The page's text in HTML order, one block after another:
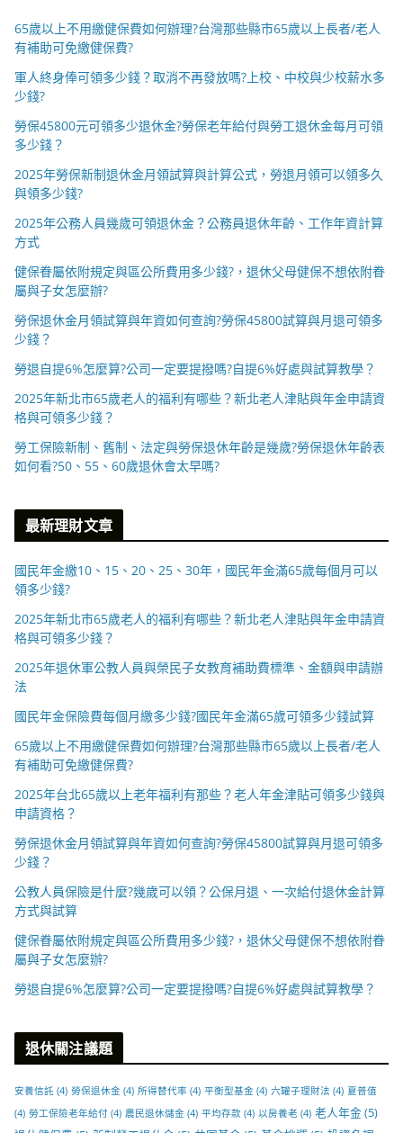
65歲以上不用繳健保費如何辦理?台灣那些縣市65歲以上長者/老人
有補助可免繳健保費?
軍人終身俸可領多少錢？取消不再發放嗎?上校、中校與少校薪水多
少錢?
勞保45800元可領多少退休金?勞保老年給付與勞工退休金每月可領
多少錢？
2025年勞保新制退休金月領試算與計算公式，勞退月領可以領多久
與領多少錢?
2025年公務人員幾歲可領退休金？公務員退休年齡、工作年資計算
方式
健保眷屬依附規定與區公所費用多少錢?，退休父母健保不想依附眷
屬與子女怎麼辦?
勞保退休金月領試算與年資如何查詢?勞保45800試算與月退可領多
少錢？
勞退自提6%怎麼算?公司一定要提撥嗎?自提6%好處與試算教學？
2025年新北市65歲老人的福利有哪些？新北老人津貼與年金申請資
格與可領多少錢？
勞工保險新制、舊制、法定與勞保退休年齡是幾歲?勞保退休年齡表
如何看?50、55、60歲退休會太早嗎?
最新理財文章
國民年金繳10、15、20、25、30年，國民年金滿65歲每個月可以
領多少錢?
2025年新北市65歲老人的福利有哪些？新北老人津貼與年金申請資
格與可領多少錢？
2025年退休軍公教人員與榮民子女教育補助費標準、金額與申請辦
法
國民年金保險費每個月繳多少錢?國民年金滿65歲可領多少錢試算
65歲以上不用繳健保費如何辦理?台灣那些縣市65歲以上長者/老人
有補助可免繳健保費?
2025年台北65歲以上老年福利有那些？老人年金津貼可領多少錢與
申請資格？
勞保退休金月領試算與年資如何查詢?勞保45800試算與月退可領多
少錢？
公教人員保險是什麼?幾歲可以領？公保月退、一次給付退休金計算
方式與試算
健保眷屬依附規定與區公所費用多少錢?，退休父母健保不想依附眷
屬與子女怎麼辦?
勞退自提6%怎麼算?公司一定要提撥嗎?自提6%好處與試算教學？
退休關注議題
安養信託 (4) 勞保退休金 (4) 所得替代率 (4) 平衡型基金 (4) 六罐子理財法 (4) 夏普值
(4) 勞工保險老年給付 (4) 農民退休儲金 (4) 平均存款 (4) 以房養老 (4) 老人年金(5)